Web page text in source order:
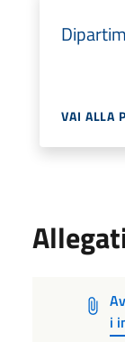
VAI ALLA
i